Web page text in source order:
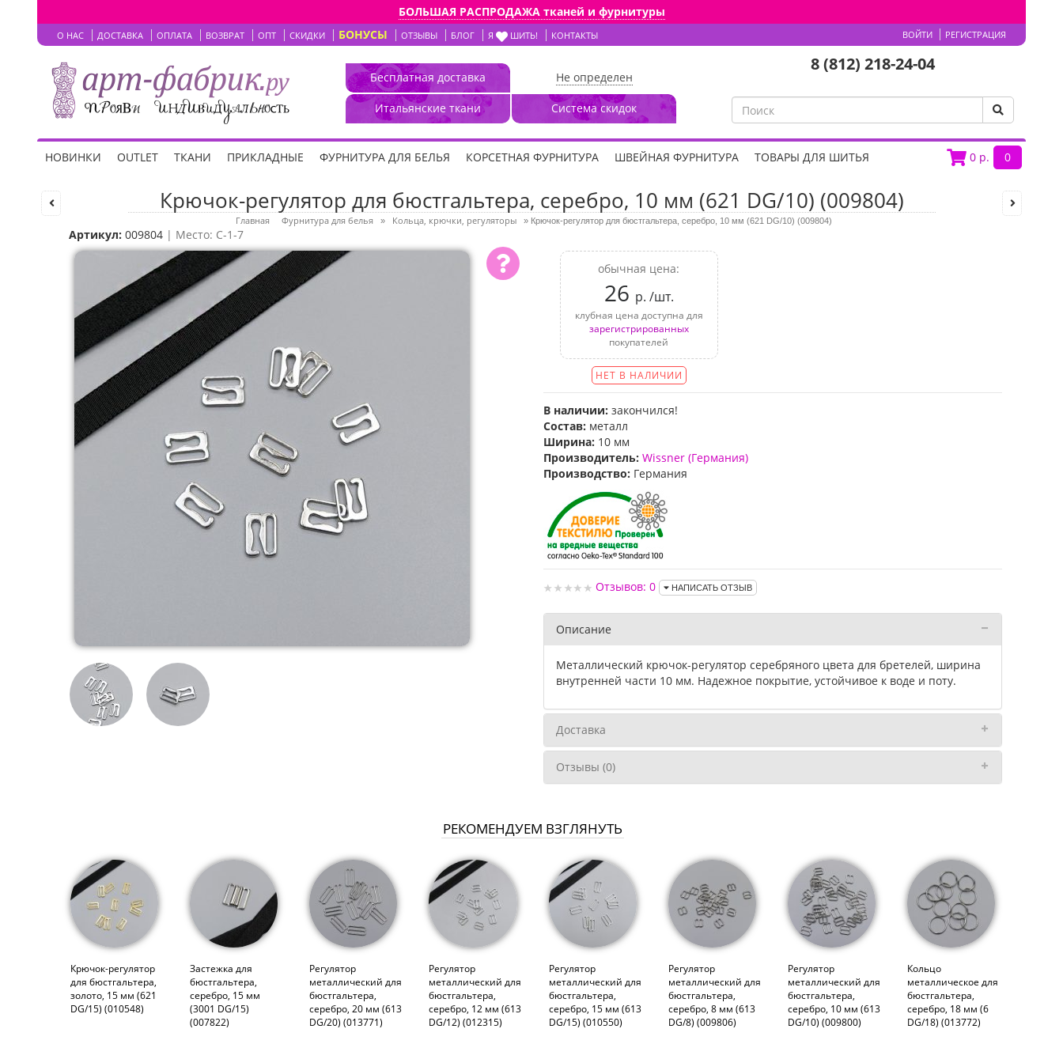
БОЛЬШАЯ РАСПРОДАЖА тканей и фурнитуры
О НАС ДОСТАВКА ОПЛАТА ВОЗВРАТ ОПТ СКИДКИ БОНУСЫ ОТЗЫВЫ БЛОГ Я ШИТЬ! КОНТАКТЫ ВОЙТИ РЕГИСТРАЦИЯ
Бесплатная доставка
Итальянские ткани
Не определен
Система скидок
8 (812) 218-24-04
0 р. 0
НОВИНКИ OUTLET ТКАНИ ПРИКЛАДНЫЕ ФУРНИТУРА ДЛЯ БЕЛЬЯ КОРСЕТНАЯ ФУРНИТУРА ШВЕЙНАЯ ФУРНИТУРА ТОВАРЫ ДЛЯ ШИТЬЯ
Крючок-регулятор для бюстгальтера, серебро, 10 мм (621 DG/10) (009804)
Главная Фурнитура для белья » Кольца, крючки, регуляторы » Крючок-регулятор для бюстгальтера, серебро, 10 мм (621 DG/10) (009804)
Артикул: 009804 | Место: C-1-7
обычная цена:
26 р. /шт.
клубная цена доступна для
зарегистрированных
покупателей
НЕТ В НАЛИЧИИ
В наличии: закончился!
Состав: металл
Ширина: 10 мм
Производитель: Wissner (Германия)
Производство: Германия
Отзывов: 0 НАПИСАТЬ ОТЗЫВ
Описание
Металлический крючок-регулятор серебряного цвета для бретелей, ширина
внутренней части 10 мм. Надежное покрытие, устойчивое к воде и поту.
Доставка
Отзывы (0)
РЕКОМЕНДУЕМ ВЗГЛЯНУТЬ
Крючок-регулятор
для бюстгальтера,
золото, 15 мм (621
DG/15) (010548)
Застежка для
бюстгальтера,
серебро, 15 мм
(3001 DG/15)
(007822)
Регулятор
металлический для
бюстгальтера,
серебро, 20 мм (613
DG/20) (013771)
Регулятор
металлический для
бюстгальтера,
серебро, 12 мм (613
DG/12) (012315)
Регулятор
металлический для
бюстгальтера,
серебро, 15 мм (613
DG/15) (010550)
Регулятор
металлический для
бюстгальтера,
серебро, 8 мм (613
DG/8) (009806)
Регулятор
металлический для
бюстгальтера,
серебро, 10 мм (613
DG/10) (009800)
Кольцо
металлическое для
бюстгальтера,
серебро, 18 мм (6
DG/18) (013772)